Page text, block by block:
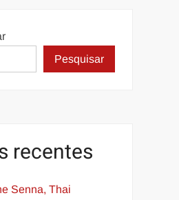
Pesquisar
recentes
Senna, Thai